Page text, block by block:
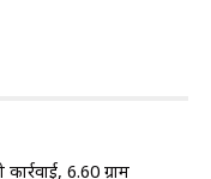
6.60 ग्राम